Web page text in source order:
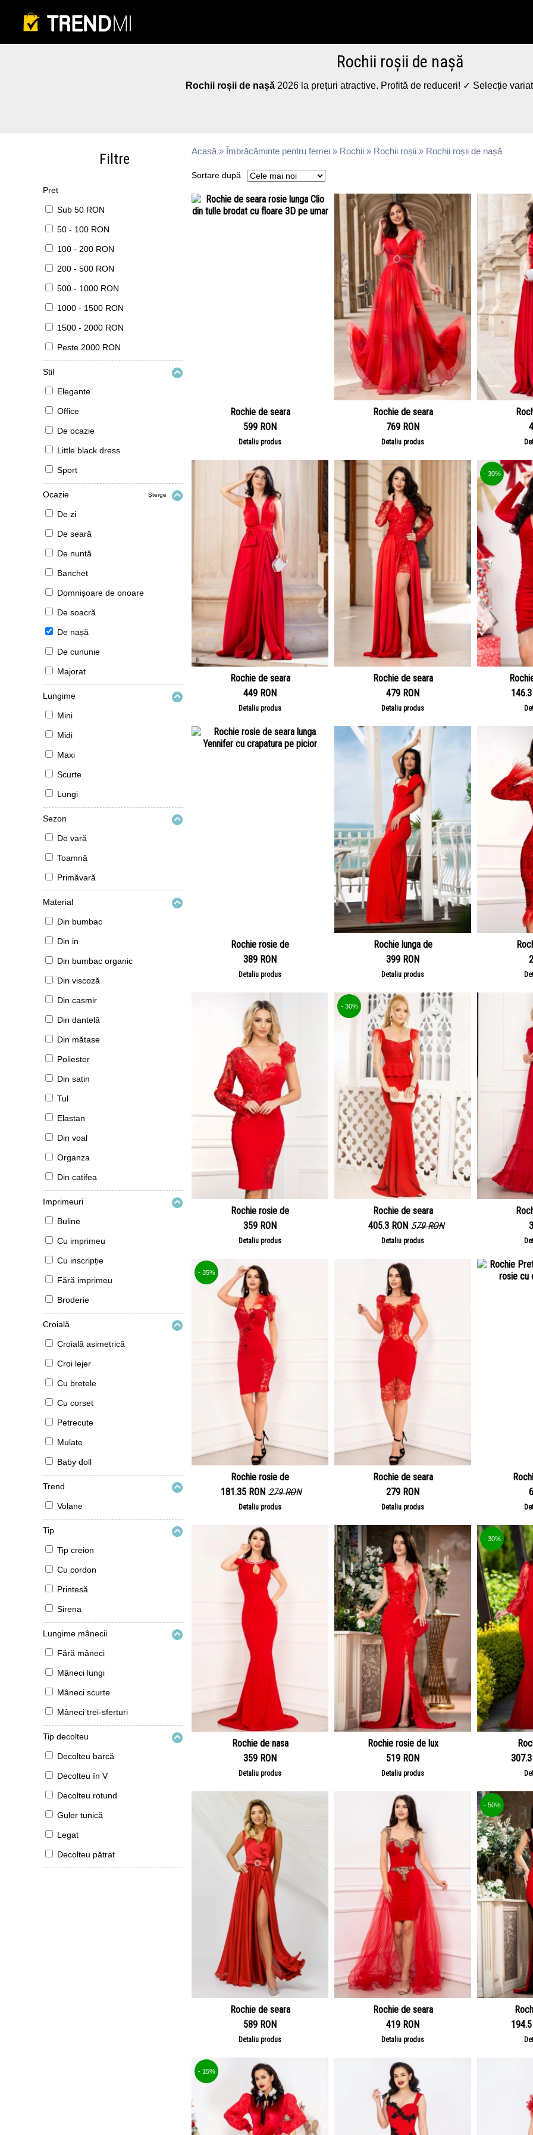
Rochii roșii de nașă
Rochii roșii de nașă2026 la prețuri atractive. Profită de reduceri! ✓ Selecție
Filtre
Pret
Sub 50 RON
50 - 100 RON
100 - 200 RON
200 - 500 RON
500 - 1000 RON
1000 - 1500 RON
1500 - 2000 RON
Peste 2000 RON
Stil
Elegante
Office
De ocazie
Little black dress
Sport
Ocazie Șterge
De zi
De seară
De nuntă
Banchet
Domnișoare de onoare
De soacră
De nașă
De cununie
Majorat
Lungime
Mini
Midi
Maxi
Scurte
Lungi
Sezon
De vară
Toamnă
Primăvară
Material
Din bumbac
Din in
Din bumbac organic
Din viscoză
Din cașmir
Din dantelă
Din mătase
Poliester
Din satin
Tul
Elastan
Din voal
Organza
Din catifea
Imprimeuri
Buline
Cu imprimeu
Cu inscripție
Fără imprimeu
Broderie
Croială
Croială asimetrică
Croi lejer
Cu bretele
Cu corset
Petrecute
Mulate
Baby doll
Trend
Volane
Tip
Tip creion
Cu cordon
Printesă
Sirena
Lungime mânecii
Fără mâneci
Mâneci lungi
Mâneci scurte
Mâneci trei-sferturi
Tip decolteu
Decolteu barcă
Decolteu în V
Decolteu rotund
Guler tunică
Legat
Decolteu pătrat
Acasă » Îmbrăcăminte pentru femei » Rochii » Rochii roșii » Rochii roșii de nașă
Sortare după
Rochie de seara
599 RON
Detaliu produs
Rochie de seara
769 RON
Detaliu produs
Rochie de seara
449 RON
Detaliu produs
Rochie de seara
479 RON
Detaliu produs
- 30%
Rochie rosie de
389 RON
Detaliu produs
Rochie lunga de
399 RON
Detaliu produs
Rochie rosie de
359 RON
Detaliu produs
Rochie de seara
- 30%
405.3 RON 579 RON
Detaliu produs
Rochie rosie de
- 35%
181.35 RON 279 RON
Detaliu produs
Rochie de seara
279 RON
Detaliu produs
Rochie de nasa
359 RON
Detaliu produs
Rochie rosie de lux
519 RON
Detaliu produs
- 30%
Rochie de seara
589 RON
Detaliu produs
Rochie de seara
419 RON
Detaliu produs
- 50%
- 15%